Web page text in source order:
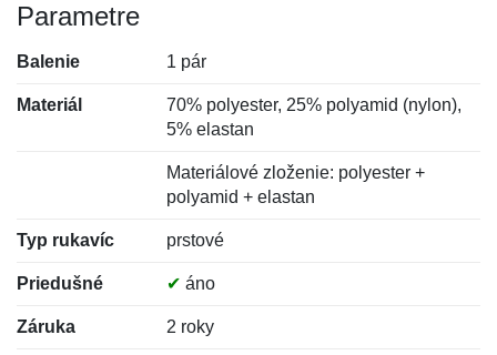
Parametre
Balenie 1 pár
Materiál
70% polyester, 25% polyamid (nylon),
5% elastan
Materiálové zloženie: polyester +
polyamid + elastan
Typ rukavíc prstové
Priedušné ✔ áno
Záruka 2 roky